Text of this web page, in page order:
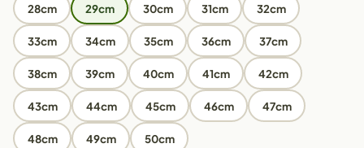
28cm 29cm 30cm 31cm 32cm
33cm 34cm 35cm 36cm 37cm
38cm 39cm 40cm 41cm 42cm
43cm 44cm 45cm 46cm 47cm
48cm 49cm 50cm